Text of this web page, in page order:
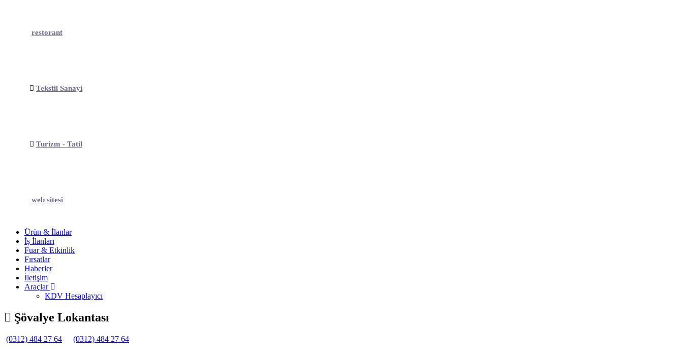
restorant
Tekstil Sanayi
Turizm - Tatil
web sitesi
Ürün & İlanlar
İş İlanları
Fuar & Etkinlik
Fırsatlar
Haberler
İletişim
Araçlar
KDV Hesaplayıcı
Şövalye Lokantası
(0312) 484 27 64 (0312) 484 27 64